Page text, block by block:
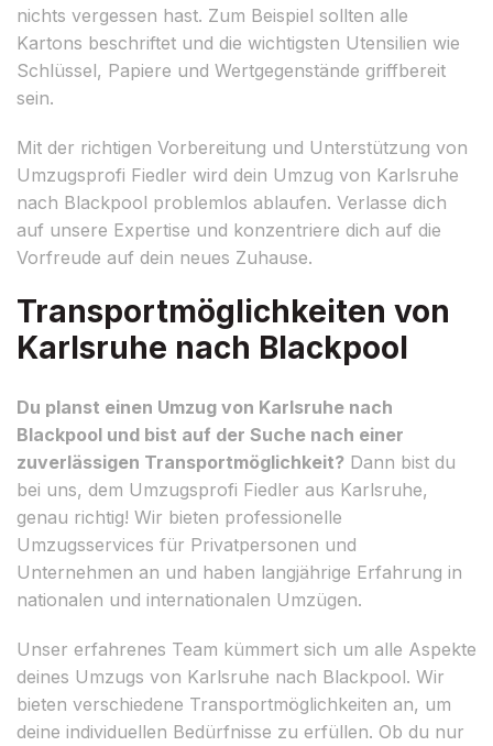
nichts vergessen hast. Zum Beispiel sollten alle
Kartons beschriftet und die wichtigsten Utensilien wie
Schlüssel, Papiere und Wertgegenstände griffbereit
sein.
Mit der richtigen Vorbereitung und Unterstützung von
Umzugsprofi Fiedler wird dein Umzug von Karlsruhe
nach Blackpool problemlos ablaufen. Verlasse dich
auf unsere Expertise und konzentriere dich auf die
Vorfreude auf dein neues Zuhause.
Transportmöglichkeiten von
Karlsruhe nach Blackpool
Du planst einen Umzug von Karlsruhe nach
Blackpool und bist auf der Suche nach einer
zuverlässigen Transportmöglichkeit? Dann bist du
bei uns, dem Umzugsprofi Fiedler aus Karlsruhe,
genau richtig! Wir bieten professionelle
Umzugsservices für Privatpersonen und
Unternehmen an und haben langjährige Erfahrung in
nationalen und internationalen Umzügen.
Unser erfahrenes Team kümmert sich um alle Aspekte
deines Umzugs von Karlsruhe nach Blackpool. Wir
bieten verschiedene Transportmöglichkeiten an, um
deine individuellen Bedürfnisse zu erfüllen. Ob du nur